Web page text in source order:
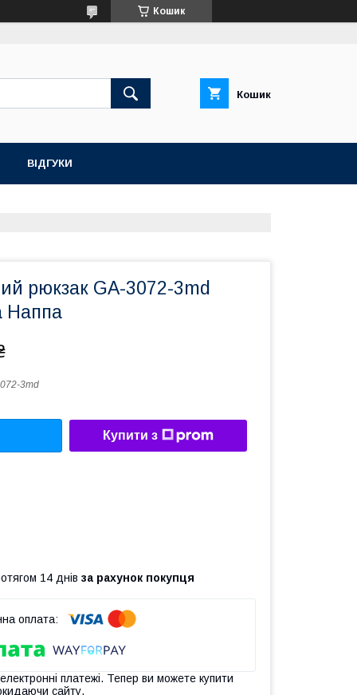
Кошик
Кошик
ВІДГУКИ
рюкзак GA-3072-3md
Наппа
3md
Купити з
14 днів за рахунок покупця
платежі. Тепер ви можете купити
сайту.